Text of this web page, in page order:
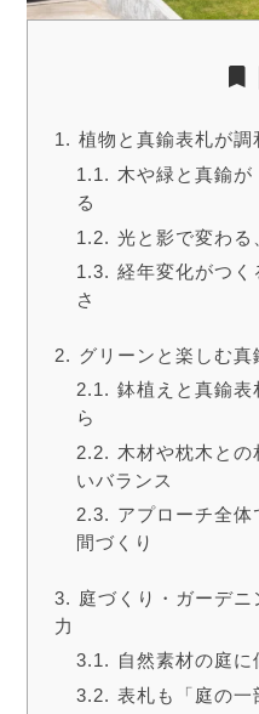
植物と真鍮表札が調
木や緑と真鍮
る
光と影で変わる
経年変化がつく
さ
グリーンと楽しむ真
鉢植えと真鍮表
ら
木材や枕木との
いバランス
アプローチ全
間づくり
庭づくり・ガーデ
力
自然素材の庭
表札も「庭の一